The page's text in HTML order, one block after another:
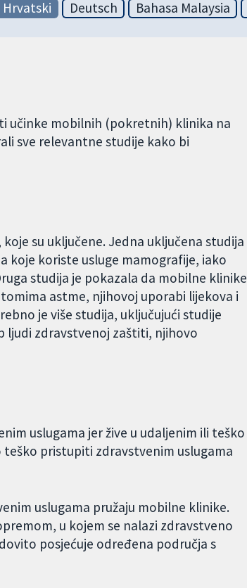
Hrvatski Deutsch Bahasa Malaysia
učinke mobilnih (pokretnih) klinika na
sve relevantne studije kako bi
su uključene. Jedna uključena studija
koje koriste usluge mamografije, iako
studija je pokazala da mobilne klinike
astme, njihovoj uporabi lijekova i
je više studija, uključujući studije
ljudi zdravstvenoj zaštiti, njihovo
uslugama jer žive u udaljenim ili teško
pristupiti zdravstvenim uslugama
uslugama pružaju mobilne klinike.
u kojem se nalazi zdravstveno
posjećuje određena područja s